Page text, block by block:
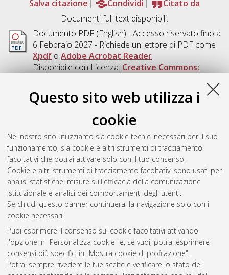
Questo sito web utilizza i
cookie
Nel nostro sito utilizziamo sia cookie tecnici necessari per il suo
funzionamento, sia cookie e altri strumenti di tracciamento
facoltativi che potrai attivare solo con il tuo consenso.
Cookie e altri strumenti di tracciamento facoltativi sono usati per
analisi statistiche, misure sull'efficacia della comunicazione
istituzionale e analisi dei comportamenti degli utenti.
Se chiudi questo banner continuerai la navigazione solo con i
cookie necessari.
Puoi esprimere il consenso sui cookie facoltativi attivando
l'opzione in "Personalizza cookie" e, se vuoi, potrai esprimere
consensi più specifici in "Mostra cookie di profilazione".
Potrai sempre rivedere le tue scelte e verificare lo stato dei
Salva citazione
Condividi
Citato da
Documenti full-text disponibili:
Documento PDF(English) - Accesso riservato fino a
6 Febbraio 2027 - Richiede un lettore di PDF come
Xpdfo Adobe Acrobat Reader
Disponibile con Licenza:Creative Commons:
Stesso Modo 4.0 (CC BY-NC-SA 4.0).
Download (1MB)|Contatta l'autore
Abstract
Altri metadati
Gestione del documento:
Atom
Rss 1.0
Rss 2.0